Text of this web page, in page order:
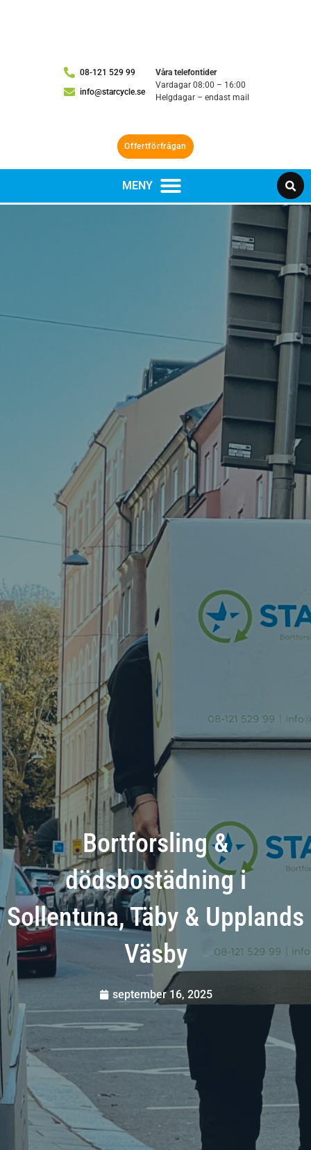
08-121 529 99
info@starcycle.se
Våra telefontider
Vardagar 08:00 – 16:00
Helgdagar – endast mail
Offertförfrågan
Bortforsling &
dödsbostädning i
Sollentuna, Täby & Upplands
Väsby
september 16, 2025